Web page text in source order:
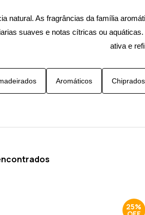
natural. As fragrâncias da família
suaves e notas cítricas ou
ativa e
Aromáticos Chiprados
25%